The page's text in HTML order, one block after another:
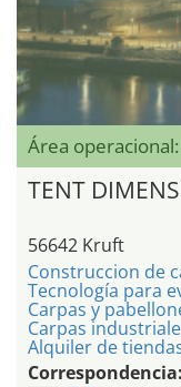
Área
TENT
56642 Kruft
Construccion de
Tecnología para
Carpas y
Carpas
Alquiler de
Correspondencia: